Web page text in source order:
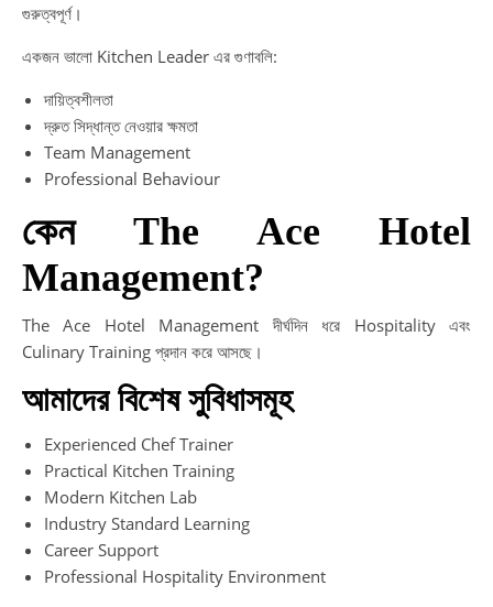
গুরুত্বপূর্ণ।
একজন ভালো Kitchen Leader এর গুণাবলি:
দায়িত্বশীলতা
দ্রুত সিদ্ধান্ত নেওয়ার ক্ষমতা
Team Management
Professional Behaviour
কেন The Ace Hotel
Management?
The Ace Hotel Management দীর্ঘদিন ধরে Hospitality এবং
Culinary Training প্রদান করে আসছে।
আমাদের বিশেষ সুবিধাসমূহ
Experienced Chef Trainer
Practical Kitchen Training
Modern Kitchen Lab
Industry Standard Learning
Career Support
Professional Hospitality Environment